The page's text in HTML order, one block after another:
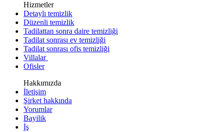
Hizmetler
Detaylı temizlik
Düzenli temizlik
Tadilattan sonra daire temizliği
Tadilat sonrası ev temizliği
Tadilat sonrası ofis temizliği
Villalar
Ofisler
Hakkımızda
İletişim
Şirket hakkında
Yorumlar
Bayilik
İş